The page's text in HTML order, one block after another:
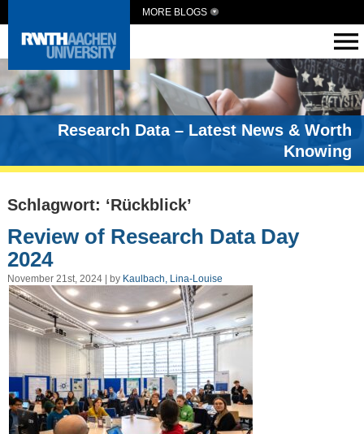
MORE BLOGS
Research Data – Latest News & Worth
Knowing
Schlagwort: ‘Rückblick’
Review of Research Data Day
2024
November 21st, 2024 | by Kaulbach, Lina-Louise